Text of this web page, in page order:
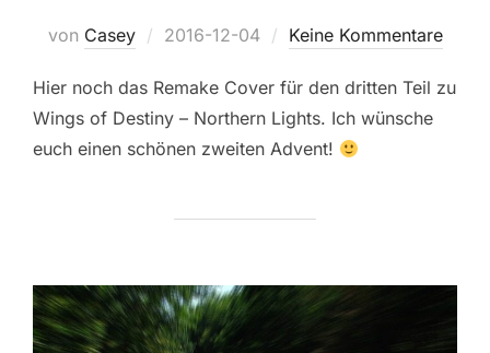
von Casey
Veröffentlicht
2016-12-04 Keine Kommentare
Hier noch das Remake Cover für den dritten Teil zu
Wings of Destiny – Northern Lights. Ich wünsche
euch einen schönen zweiten Advent!